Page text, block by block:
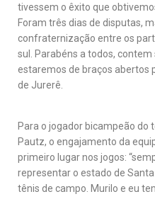
tivessem o êxito que
Foram três dias de disputas,
confraternização entre os
sul. Parabéns a todos,
estaremos de braços abertos
de Jurerê.
Para o jogador bicampeão do
Pautz, o engajamento da
primeiro lugar nos jogos:
representar o estado de
tênis de campo. Murilo e eu